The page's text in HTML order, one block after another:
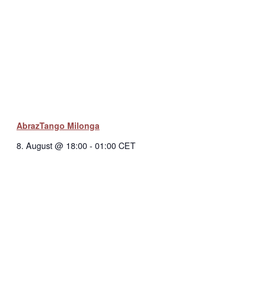
AbrazTango Milonga
8. August @ 18:00- 01:00CET